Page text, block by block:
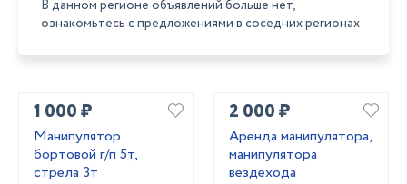
В данном регионе объявлений больше нет,
ознакомьтесь с предложениями в соседних регионах
1 000 ₽
Манипулятор
бортовой г/п 5т,
стрела 3т
2 000 ₽
Аренда манипулятора,
манипулятора
вездехода